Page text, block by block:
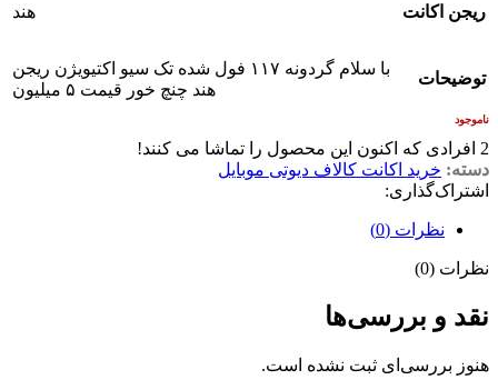
ریجن اکانت هند
توضیحات
با سلام گردونه ۱۱۷ فول شده تک سیو اکتیویژن ریجن
هند چنچ خور قیمت ۵ میلیون
ناموجود
2 افرادی که اکنون این محصول را تماشا می کنند!
دسته: خرید اکانت کالاف دیوتی موبایل
اشتراک‌گذاری:
نظرات (0)
نظرات (0)
نقد و بررسی‌ها
هنوز بررسی‌ای ثبت نشده است.